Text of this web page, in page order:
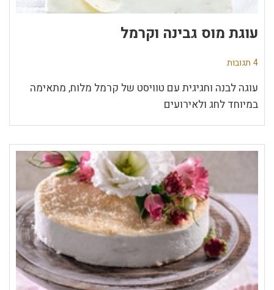
עוגת מוס גבינה וקרמל
4 תגובות
עוגה לבנה וחגיגית עם טוויסט של קרמל מלוח, מתאימה
במיוחד לחג ולאירועים